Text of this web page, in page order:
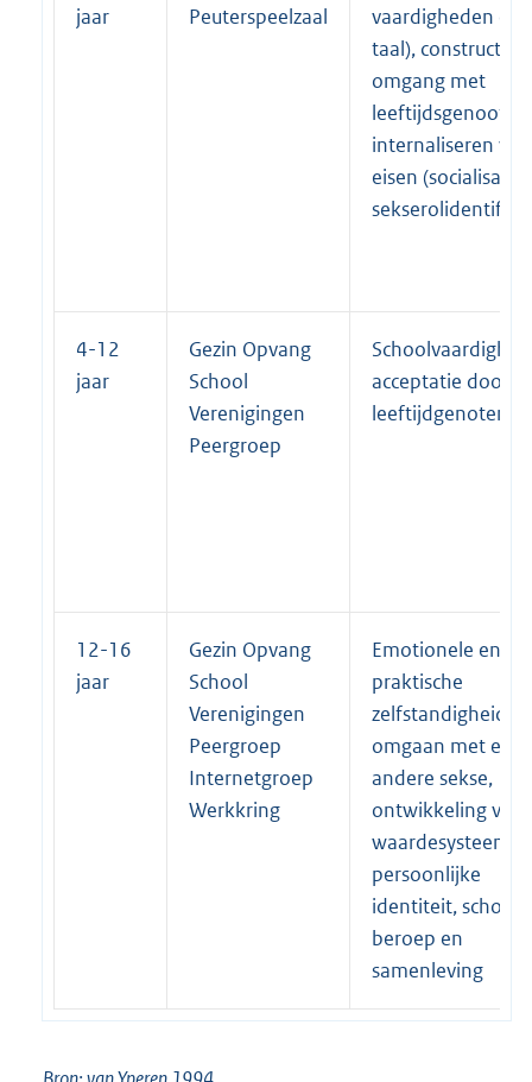
jaar
Peuterspeelzaal
vaardigheden
taal),
omgang met
internaliseren van
eisen
4-12
jaar
Gezin Opvang
School
Verenigingen
Peergroep
acceptatie door
leeftijdgenoten
12-16
jaar
Gezin Opvang
School
Verenigingen
Peergroep
Internetgroep
Werkkring
Emotionele en
praktische
zelfstandigheid,
omgaan met
andere sekse,
ontwikkeling van
waardesysteem,
persoonlijke
identiteit, school,
beroep en
samenleving